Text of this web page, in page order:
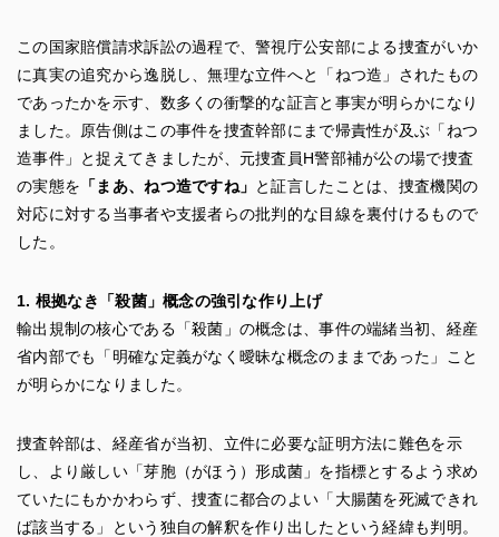
この国家賠償請求訴訟の過程で、警視庁公安部による捜査がいか
に真実の追究から逸脱し、無理な立件へと「ねつ造」されたもの
であったかを示す、数多くの衝撃的な証言と事実が明らかになり
ました。原告側はこの事件を捜査幹部にまで帰責性が及ぶ「ねつ
造事件」と捉えてきましたが、元捜査員H警部補が公の場で捜査
の実態を 「まあ、ねつ造ですね」 と証言したことは、捜査機関の
対応に対する当事者や支援者らの批判的な目線を裏付けるもので
した。
1. 根拠なき「殺菌」概念の強引な作り上げ
輸出規制の核心である「殺菌」の概念は、事件の端緒当初、経産
省内部でも「明確な定義がなく曖昧な概念のままであった」こと
が明らかになりました。
捜査幹部は、経産省が当初、立件に必要な証明方法に難色を示
し、より厳しい「芽胞（がほう）形成菌」を指標とするよう求め
ていたにもかかわらず、捜査に都合のよい「大腸菌を死滅できれ
ば該当する」という独自の解釈を作り出したという経緯も判明。